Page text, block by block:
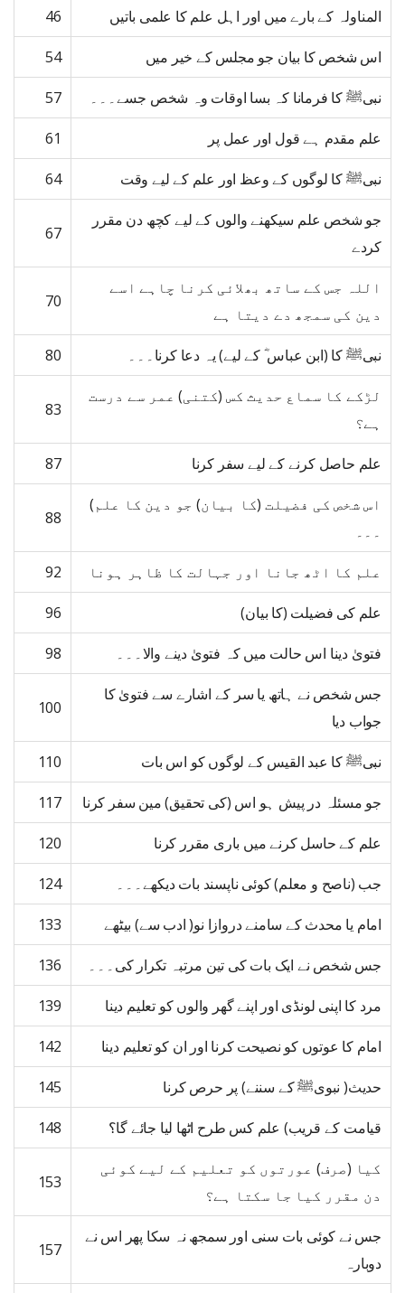
المناولہ کے بارے میں اور اہل علم کا علمی باتیں 46
اس شخص کا بیان جو مجلس کے خیر میں 54
نبیﷺ کا فرمانا کہ بسا اوقات وہ شخص جسے۔۔۔ 57
علم مقدم ہے قول اور عمل پر 61
نبیﷺ کا لوگوں کے وعظ اور علم کے لیے وقت 64
جو شخص علم سیکھنے والوں کے لیے کچھ دن مقرر
کردے
67
اللہ جس کے ساتھ بھلائی کرنا چاہے اسے
دین کی سمجھ دے دیتا ہے
70
نبیﷺ کا (ابن عباس ؓ کے لیے) یہ دعا کرنا۔۔۔ 80
لڑکے کا سماع حدیث کس (کتنی) عمر سے درست
ہے؟
83
علم حاصل کرنے کے لیے سفر کرنا 87
اس شخص کی فضیلت (کا بیان) جو دین کا علم)
۔۔۔
88
علم کا اٹھ جانا اور جہالت کا ظاہر ہونا 92
علم کی فضیلت (کا بیان) 96
فتویٰ دینا اس حالت میں کہ فتویٰ دینے والا۔۔۔ 98
جس شخص نے ہاتھ یا سر کے اشارے سے فتویٰ کا
جواب دیا
100
نبیﷺ کا عبد القیس کے لوگوں کو اس بات 110
جو مسئلہ در پیش ہو اس (کی تحقیق) مین سفر کرنا 117
علم کے حاسل کرنے میں باری مقرر کرنا 120
جب (ناصح و معلم) کوئی ناپسند بات دیکھے۔۔۔ 124
امام یا محدث کے سامنے دروازا نو( ادب سے) بیٹھے 133
جس شخص نے ایک بات کی تین مرتبہ تکرار کی۔۔۔ 136
مرد کا اپنی لونڈی اور اپنے گھر والوں کو تعلیم دینا 139
امام کا عوتوں کو نصیحت کرنا اور ان کو تعلیم دینا 142
حدیث( نبویﷺ کے سننے) پر حرص کرنا 145
قیامت کے قریب) علم کس طرح اٹھا لیا جائے گا؟ 148
کیا (صرف) عورتوں کو تعلیم کے لیے کوئی
دن مقرر کیا جا سکتا ہے؟
153
جس نے کوئی بات سنی اور سمجھ نہ سکا پھر اس نے
دوبارہ
157